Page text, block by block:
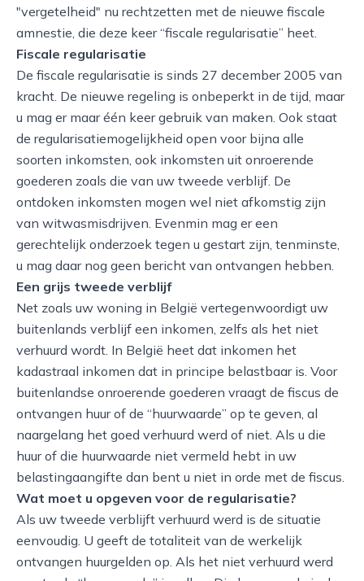
"vergetelheid" nu rechtzetten met de nieuwe fiscale
amnestie, die deze keer “fiscale regularisatie” heet.
Fiscale regularisatie
De fiscale regularisatie is sinds 27 december 2005 van
kracht. De nieuwe regeling is onbeperkt in de tijd, maar
u mag er maar één keer gebruik van maken. Ook staat
de regularisatiemogelijkheid open voor bijna alle
soorten inkomsten, ook inkomsten uit onroerende
goederen zoals die van uw tweede verblijf. De
ontdoken inkomsten mogen wel niet afkomstig zijn
van witwasmisdrijven. Evenmin mag er een
gerechtelijk onderzoek tegen u gestart zijn, tenminste,
u mag daar nog geen bericht van ontvangen hebben.
Een grijs tweede verblijf
Net zoals uw woning in België vertegenwoordigt uw
buitenlands verblijf een inkomen, zelfs als het niet
verhuurd wordt. In België heet dat inkomen het
kadastraal inkomen dat in principe belastbaar is. Voor
buitenlandse onroerende goederen vraagt de fiscus de
ontvangen huur of de “huurwaarde” op te geven, al
naargelang het goed verhuurd werd of niet. Als u die
huur of die huurwaarde niet vermeld hebt in uw
belastingaangifte dan bent u niet in orde met de fiscus.
Wat moet u opgeven voor de regularisatie?
Als uw tweede verblijft verhuurd werd is de situatie
eenvoudig. U geeft de totaliteit van de werkelijk
ontvangen huurgelden op. Als het niet verhuurd werd